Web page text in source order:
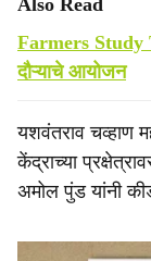
Also Read
Farmers Study
दौऱ्याचे आयोजन
यशवंतराव चव्हाण
केंद्राच्या
अमोल पुंड यांनी